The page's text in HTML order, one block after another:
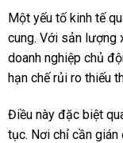
Một yếu tố kinh tế
cung. Với sản lượng
doanh nghiệp chủ
hạn chế rủi ro thiếu
Điều này đặc biệt
tục. Nơi chỉ cần